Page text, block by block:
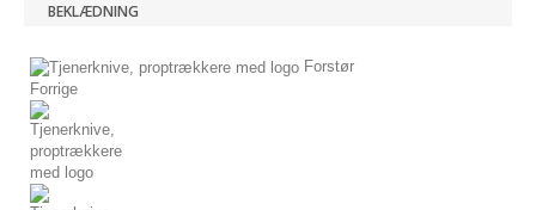
BEKLÆDNING
Forstør
Forrige